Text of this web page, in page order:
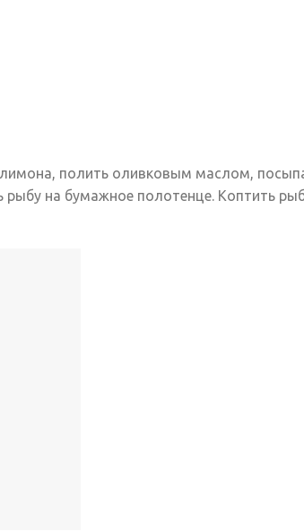
полить оливковым маслом,
рыбу на бумажное полотенце. Коптить